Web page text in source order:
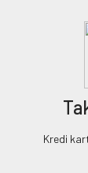
Kredi